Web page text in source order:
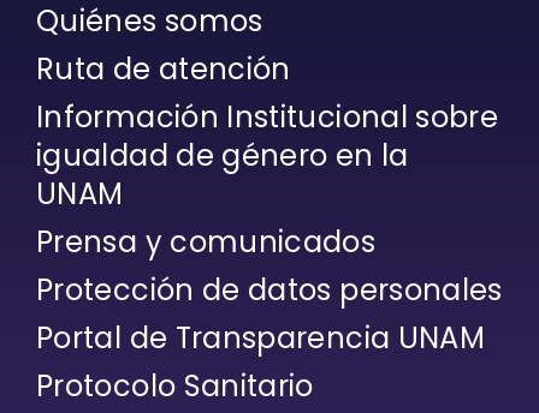
Quiénes somos
Ruta de atención
Información Institucional sobre
igualdad de género en la
UNAM
Prensa y comunicados
Protección de datos personales
Portal de Transparencia UNAM
Protocolo Sanitario